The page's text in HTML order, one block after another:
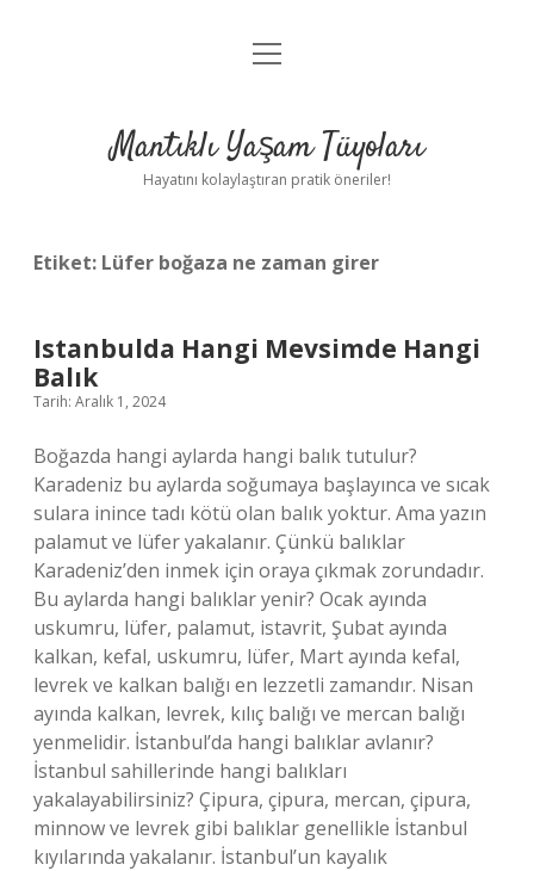
Anasayfa
Yasal Uyarı
menüyü
Mantıklı Yaşam Tüyoları
Hayatını kolaylaştıran pratik öneriler!
Etiket: Lüfer boğaza ne zaman girer
Istanbulda Hangi Mevsimde Hangi
Balık
Tarih: Aralık 1, 2024
Boğazda hangi aylarda hangi balık tutulur?
Karadeniz bu aylarda soğumaya başlayınca ve sıcak
sulara inince tadı kötü olan balık yoktur. Ama yazın
palamut ve lüfer yakalanır. Çünkü balıklar
Karadeniz’den inmek için oraya çıkmak zorundadır.
Bu aylarda hangi balıklar yenir? Ocak ayında
uskumru, lüfer, palamut, istavrit, Şubat ayında
kalkan, kefal, uskumru, lüfer, Mart ayında kefal,
levrek ve kalkan balığı en lezzetli zamandır. Nisan
ayında kalkan, levrek, kılıç balığı ve mercan balığı
yenmelidir. İstanbul’da hangi balıklar avlanır?
İstanbul sahillerinde hangi balıkları
yakalayabilirsiniz? Çipura, çipura, mercan, çipura,
minnow ve levrek gibi balıklar genellikle İstanbul
kıyılarında yakalanır. İstanbul’un kayalık